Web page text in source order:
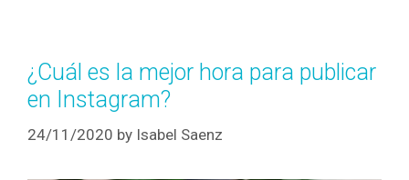
¿Cuál es la mejor hora para publicar
en Instagram?
24/11/2020 by Isabel Saenz